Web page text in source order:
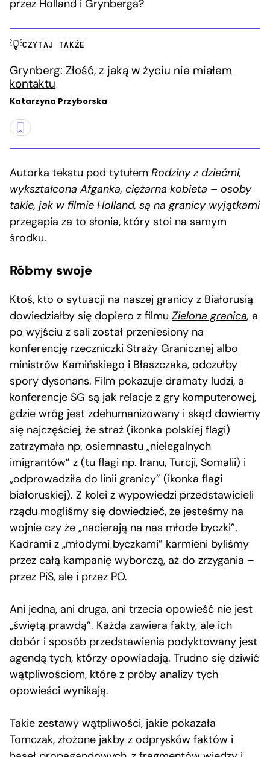
przez Holland i Grynberga?
CZYTAJ TAKŻE
Grynberg: Złość, z jaką w życiu nie miałem
kontaktu
Katarzyna Przyborska
Autorka tekstu pod tytułem Rodziny z dziećmi,
wykształcona Afganka, ciężarna kobieta – osoby
takie, jak w filmie Holland, są na granicy wyjątkami
przegapia za to słonia, który stoi na samym
środku.
Róbmy swoje
Ktoś, kto o sytuacji na naszej granicy z Białorusią
dowiedziałby się dopiero z filmu Zielona granica, a
po wyjściu z sali został przeniesiony na
konferencję rzeczniczki Straży Granicznej albo
ministrów Kamińskiego i Błaszczaka, odczułby
spory dysonans. Film pokazuje dramaty ludzi, a
konferencje SG są jak relacje z gry komputerowej,
gdzie wróg jest zdehumanizowany i skąd dowiemy
się najczęściej, że straż (ikonka polskiej flagi)
zatrzymała np. osiemnastu „nielegalnych
imigrantów” z (tu flagi np. Iranu, Turcji, Somalii) i
„odprowadziła do linii granicy” (ikonka flagi
białoruskiej). Z kolei z wypowiedzi przedstawicieli
rządu mogliśmy się dowiedzieć, że jesteśmy na
wojnie czy że „nacierają na nas młode byczki”.
Kadrami z „młodymi byczkami” karmieni byliśmy
przez całą kampanię wyborczą, aż do zrzygania –
przez PiS, ale i przez PO.
Ani jedna, ani druga, ani trzecia opowieść nie jest
„świętą prawdą”. Każda zawiera fakty, ale ich
dobór i sposób przedstawienia podyktowany jest
agendą tych, którzy opowiadają. Trudno się dziwić
wątpliwościom, które z próby analizy tych
opowieści wynikają.
Takie zestawy wątpliwości, jakie pokazała
Tomczak, złożone jakby z odprysków faktów i